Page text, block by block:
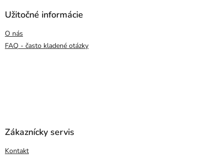
Užitočné informácie
O nás
FAQ - často kladené otázky
Zákaznícky servis
Kontakt